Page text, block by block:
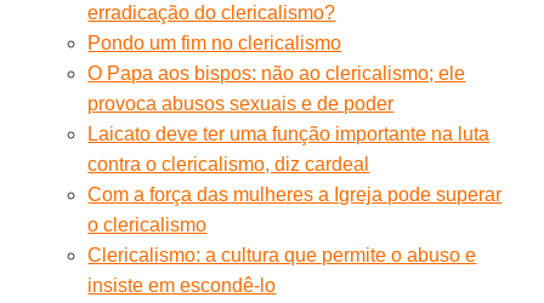
erradicação do clericalismo?
Pondo um fim no clericalismo
O Papa aos bispos: não ao clericalismo; ele
provoca abusos sexuais e de poder
Laicato deve ter uma função importante na luta
contra o clericalismo, diz cardeal
Com a força das mulheres a Igreja pode superar
o clericalismo
Clericalismo: a cultura que permite o abuso e
insiste em escondê-lo